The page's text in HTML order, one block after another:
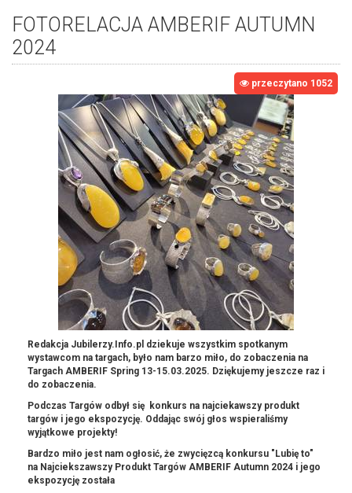
FOTORELACJA AMBERIF AUTUMN
2024
przeczytano 1052
Redakcja Jubilerzy.Info.pl dziekuje wszystkim spotkanym
wystawcom na targach, było nam barzo miło, do zobaczenia na
Targach AMBERIF Spring 13-15.03.2025. Dziękujemy jeszcze raz i
do zobaczenia.
Podczas Targów odbył się konkurs na najciekawszy produkt
targów i jego ekspozycję. Oddając swój głos wspieraliśmy
wyjątkowe projekty!
Bardzo miło jest nam ogłosić, że zwycięzcą konkursu "Lubię to"
na Najciekszawszy Produkt Targów AMBERIF Autumn 2024 i jego
ekspozycję została